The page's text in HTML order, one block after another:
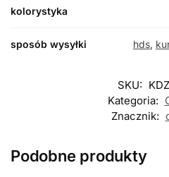
kolorystyka
sposób wysyłki hds,
SKU:
Kategoria:
Znacznik:
Podobne produkty